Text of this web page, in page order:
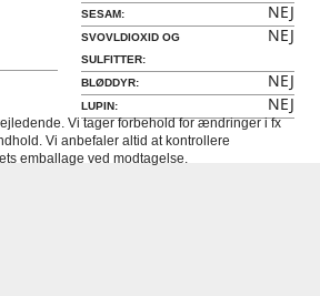
SESAM: NEJ
SVOVLDIOXID OG
SULFITTER:
NEJ
BLØDDYR: NEJ
LUPIN: NEJ
Vi tager forbehold for ændringer i fx
Vi anbefaler altid at kontrollere
emballage ved modtagelse.